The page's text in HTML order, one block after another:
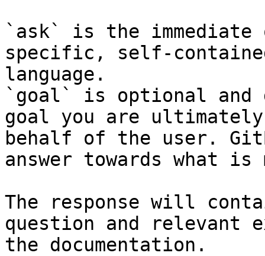
`ask` is the
specific, self-
language.
`goal` is optional and
goal you are
behalf of the user.
answer towards what
The response will
question and relevant
the documentation.